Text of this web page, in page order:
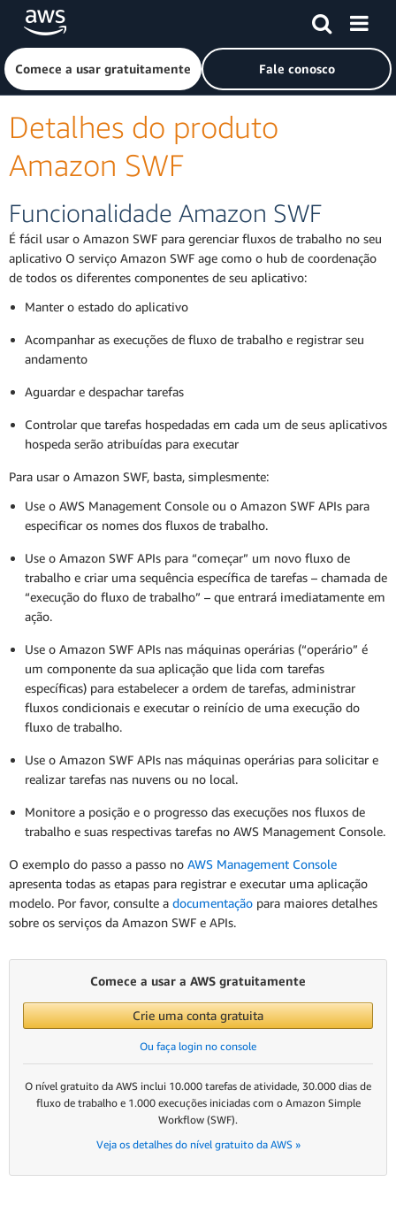
Pular para o conteúdo principal
Clique aqui para voltar à página inicial da Amazon Web
Comece a usar gratuitamente Fale conosco
Detalhes do produto
Amazon SWF
Funcionalidade Amazon SWF
É fácil usar o Amazon SWF para gerenciar fluxos de trabalho no seu
aplicativo O serviço Amazon SWF age como o hub de coordenação
de todos os diferentes componentes de seu aplicativo:
Manter o estado do aplicativo
Acompanhar as execuções de fluxo de trabalho e registrar seu
andamento
Aguardar e despachar tarefas
Controlar que tarefas hospedadas em cada um de seus aplicativos
hospeda serão atribuídas para executar
Para usar o Amazon SWF, basta, simplesmente:
Use o AWS Management Console ou o Amazon SWF APIs para
especificar os nomes dos fluxos de trabalho.
Use o Amazon SWF APIs para “começar” um novo fluxo de
trabalho e criar uma sequência específica de tarefas – chamada de
“execução do fluxo de trabalho” – que entrará imediatamente em
ação.
Use o Amazon SWF APIs nas máquinas operárias (“operário” é
um componente da sua aplicação que lida com tarefas
específicas) para estabelecer a ordem de tarefas, administrar
fluxos condicionais e executar o reinício de uma execução do
fluxo de trabalho.
Use o Amazon SWF APIs nas máquinas operárias para solicitar e
realizar tarefas nas nuvens ou no local.
Monitore a posição e o progresso das execuções nos fluxos de
trabalho e suas respectivas tarefas no AWS Management Console.
O exemplo do passo a passo no AWS Management Console
apresenta todas as etapas para registrar e executar uma aplicação
modelo. Por favor, consulte a documentação para maiores detalhes
sobre os serviços da Amazon SWF e APIs.
Comece a usar a AWS gratuitamente
Crie uma conta gratuita
Ou faça login no console
O nível gratuito da AWS inclui 10.000 tarefas de atividade, 30.000 dias de
fluxo de trabalho e 1.000 execuções iniciadas com o Amazon Simple
Workflow (SWF).
Veja os detalhes do nível gratuito da AWS »